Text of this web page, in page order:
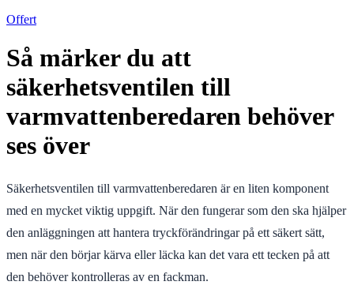
Offert
Så märker du att
säkerhetsventilen till
varmvattenberedaren behöver
ses över
Säkerhetsventilen till varmvattenberedaren är en liten komponent
med en mycket viktig uppgift. När den fungerar som den ska hjälper
den anläggningen att hantera tryckförändringar på ett säkert sätt,
men när den börjar kärva eller läcka kan det vara ett tecken på att
den behöver kontrolleras av en fackman.